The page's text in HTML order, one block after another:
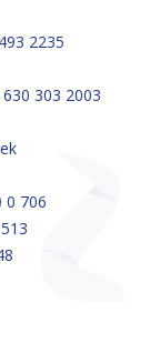
2235
303 2003
0 706